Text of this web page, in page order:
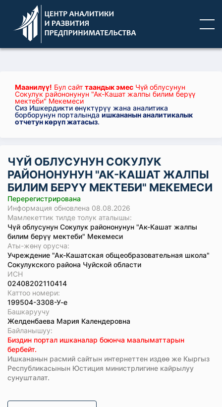
Маанилүү! Бул сайт таандык эмес Чүй облусунун
Сокулук райононунун "Ак-Кашат жалпы билим берүү
мектеби" Мекемеси
Сиз Ишкердикти өнүктүрүү жана аналитика
борборунун порталындаишкананын аналитикалык
отчетун көрүп жатасыз.
ЧҮЙ ОБЛУСУНУН СОКУЛУК
РАЙОНОНУНУН "АК-КАШАТ ЖАЛПЫ
БИЛИМ БЕРҮҮ МЕКТЕБИ" МЕКЕМЕСИ
Перерегистрирована
Информация обновлена 08.08.2026
Мамлекеттик тилде толук аталышы:
Чүй облусунун Сокулук райононунун "Ак-Кашат жалпы
билим берүү мектеби" Мекемеси
Аты-жөнү орусча:
Учреждение "Ак-Кашатская общеобразовательная школа"
Сокулукского района Чуйской области
ИСН
02408202110414
Каттоо номери:
199504-3308-У-е
Башкаруучу
Желденбаева Мария Календеровна
Байланышуу:
Биздин портал ишканалар боюнча маалыматтарын
бербейт.
Ишкананын расмий сайтын интернеттен издөө же Кыргыз
Республикасынын Юстиция министрлигине кайрылуу
сунушталат.